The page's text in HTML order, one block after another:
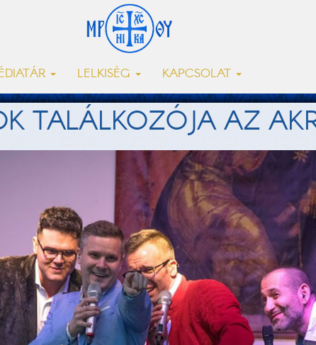
LELKISÉG KAPCSOLAT
TALÁLKOZÓJA AZ